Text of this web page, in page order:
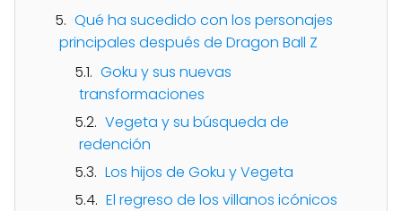
Qué ha sucedido con los personajes
principales después de Dragon Ball Z
Goku y sus nuevas
transformaciones
Vegeta y su búsqueda de
redención
Los hijos de Goku y Vegeta
El regreso de los villanos icónicos